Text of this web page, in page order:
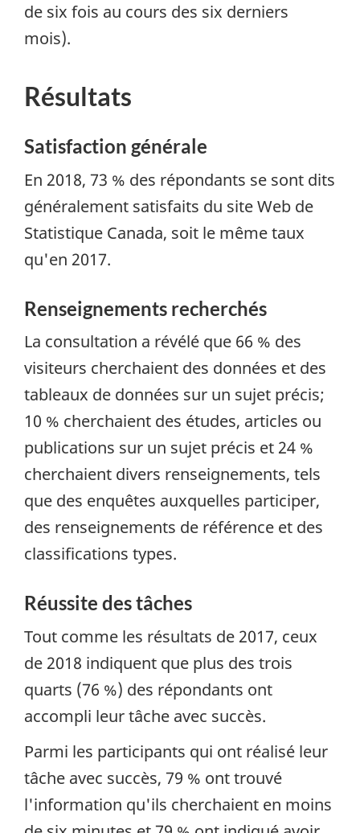
de six fois au cours des six derniers
mois).
Résultats
Satisfaction générale
En 2018, 73 % des répondants se sont dits
généralement satisfaits du site Web de
Statistique Canada, soit le même taux
qu'en 2017.
Renseignements recherchés
La consultation a révélé que 66 % des
visiteurs cherchaient des données et des
tableaux de données sur un sujet précis;
10 % cherchaient des études, articles ou
publications sur un sujet précis et 24 %
cherchaient divers renseignements, tels
que des enquêtes auxquelles participer,
des renseignements de référence et des
classifications types.
Réussite des tâches
Tout comme les résultats de 2017, ceux
de 2018 indiquent que plus des trois
quarts (76 %) des répondants ont
accompli leur tâche avec succès.
Parmi les participants qui ont réalisé leur
tâche avec succès, 79 % ont trouvé
l'information qu'ils cherchaient en moins